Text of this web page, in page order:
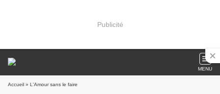
Publicité
MENU
Accueil » L'Amour sans le faire